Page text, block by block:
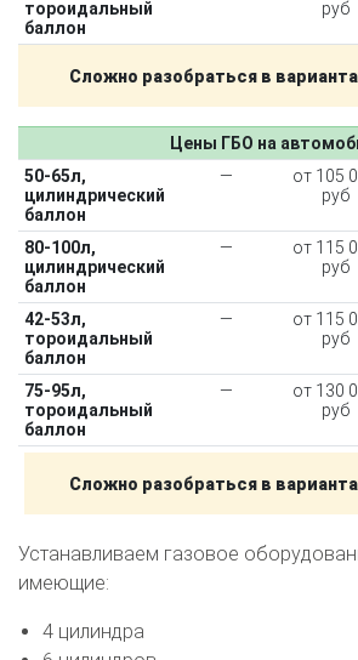
тороидальный
баллон
руб
Сложно разобраться в
Цены ГБО на
50-65л,
цилиндрический
баллон
—
от 105
руб
80-100л,
цилиндрический
баллон
—
от 115
руб
42-53л,
тороидальный
баллон
—
от 115
руб
75-95л,
тороидальный
баллон
—
от 130
руб
Сложно разобраться в
Устанавливаем газовое
имеющие:
4 цилиндра